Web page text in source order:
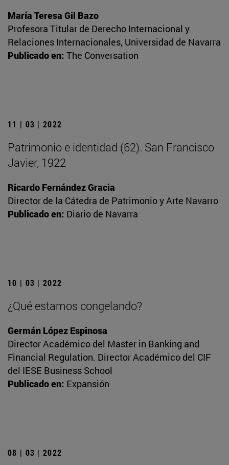
María Teresa Gil Bazo
Profesora Titular de Derecho Internacional y
Relaciones Internacionales, Universidad de Navarra
Publicado en: The Conversation
11 | 03 | 2022
Patrimonio e identidad (62). San Francisco
Javier, 1922
Ricardo Fernández Gracia
Director de la Cátedra de Patrimonio y Arte Navarro
Publicado en: Diario de Navarra
10 | 03 | 2022
¿Qué estamos congelando?
Germán López Espinosa
Director Académico del Master in Banking and
Financial Regulation. Director Académico del CIF
del IESE Business School
Publicado en: Expansión
08 | 03 | 2022